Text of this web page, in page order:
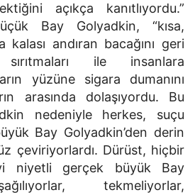
açıkça kanıtlıyordu.”
Bay Golyadkin, “kısa,
kalası andıran bacağını geri
ile insanlara
yüzüne sigara dumanını
arasında dolaşıyordu. Bu
nedeniyle herkes, suçu
Bay Golyadkin’den derin
çeviriyorlardı. Dürüst, hiçbir
niyetli gerçek büyük Bay
tekmeliyorlar,